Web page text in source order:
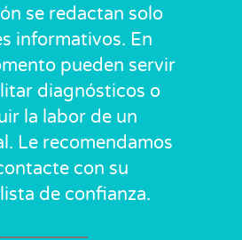
se redactan solo
informativos. En
pueden servir
diagnósticos o
la labor de un
Le recomendamos
con su
de confianza.